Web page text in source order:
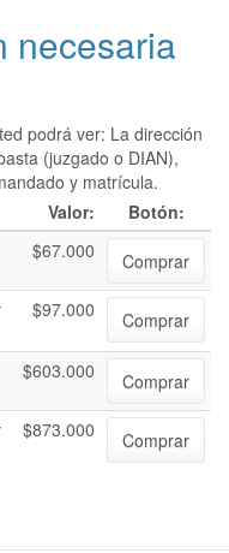
necesaria
podrá ver: La dirección
(juzgado o DIAN),
y matrícula.
Valor:
Botón:
$67.000
Comprar
$97.000 Comprar
$603.000
Comprar
$873.000 Comprar